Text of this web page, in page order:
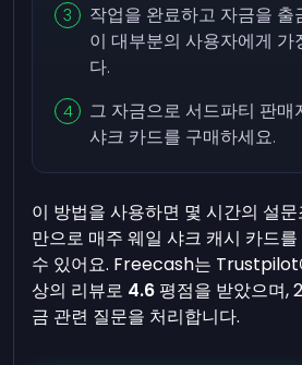
작업을 완료하고 자금을 출
이 대부분의 사용자에게 가
다.
그 자금으로 서드파티 판매
샤크 카드를 구매하세요.
이 방법을 사용하면 몇 시간의 설
만으로 매주 웨일 샤크 캐시 카드
수 있어요. Freecash는 Trustpilot
상의 리뷰로 4.6평점을 받았으며,
금 관련 질문을 처리합니다.